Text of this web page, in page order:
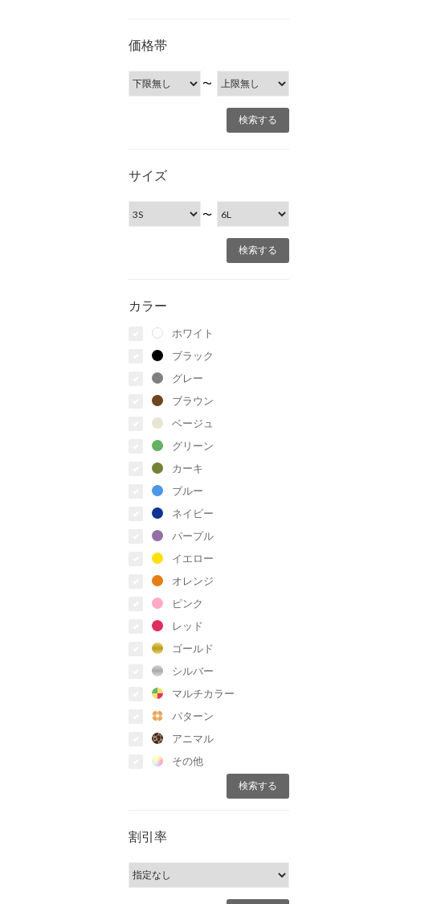
価格帯
〜
サイズ
〜
カラー
ホワイト
ブラック
グレー
ブラウン
ベージュ
グリーン
カーキ
ブルー
ネイビー
パープル
イエロー
オレンジ
ピンク
レッド
ゴールド
シルバー
マルチカラー
パターン
アニマル
その他
割引率